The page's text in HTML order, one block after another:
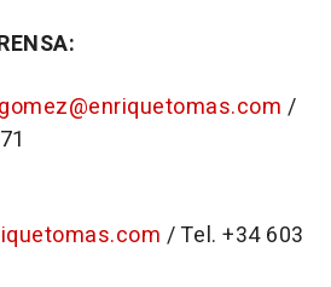
/
/ Tel. +34 603